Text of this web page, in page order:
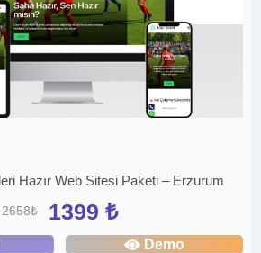
Hazır Web Sitesi Paketi – Erzurum
2658₺ 1399 ₺
Demo